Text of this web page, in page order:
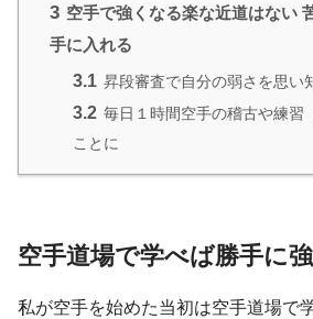
3 空手で強くなる楽な近道はない
手に入れる
3.1 昇段審査で自分の弱さを思い
3.2 毎日１時間空手の稽古や練習
ことに
空手道場で学べば勝手に
私が空手を始めた当初は空手道場で